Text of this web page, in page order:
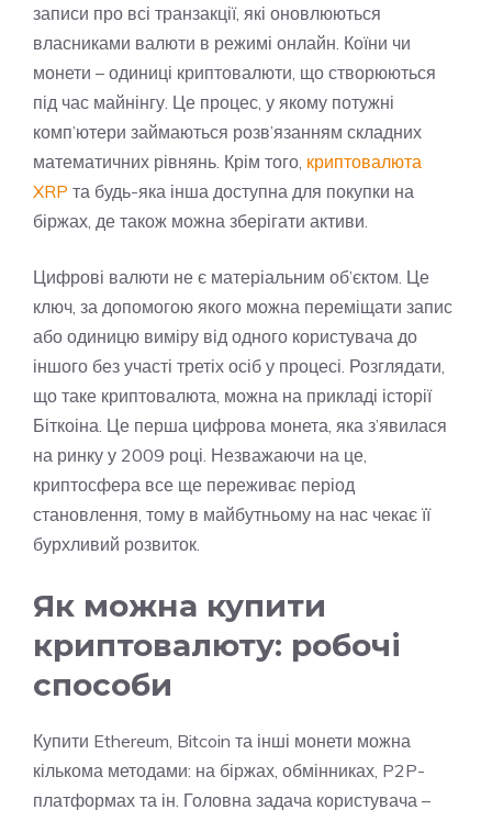
записи про всі транзакції, які оновлюються
власниками валюти в режимі онлайн. Коїни чи
монети – одиниці криптовалюти, що створюються
під час майнінгу. Це процес, у якому потужні
комп’ютери займаються розв’язанням складних
математичних рівнянь. Крім того, криптовалюта
XRP та будь-яка інша доступна для покупки на
біржах, де також можна зберігати активи.
Цифрові валюти не є матеріальним об’єктом. Це
ключ, за допомогою якого можна переміщати запис
або одиницю виміру від одного користувача до
іншого без участі третіх осіб у процесі. Розглядати,
що таке криптовалюта, можна на прикладі історії
Біткоіна. Це перша цифрова монета, яка з’явилася
на ринку у 2009 році. Незважаючи на це,
криптосфера все ще переживає період
становлення, тому в майбутньому на нас чекає її
бурхливий розвиток.
Як можна купити
криптовалюту: робочі
способи
Купити Ethereum, Bitcoin та інші монети можна
кількома методами: на біржах, обмінниках, P2P-
платформах та ін. Головна задача користувача –